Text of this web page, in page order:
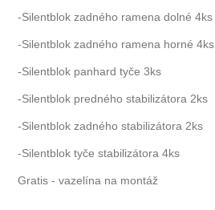
-Silentblok zadného ramena dolné 4ks
-Silentblok zadného ramena horné 4ks
-Silentblok panhard tyče 3ks
-Silentblok predného stabilizátora 2ks
-Silentblok zadného stabilizátora 2ks
-Silentblok tyče stabilizátora 4ks
Gratis - vazelína na montáž